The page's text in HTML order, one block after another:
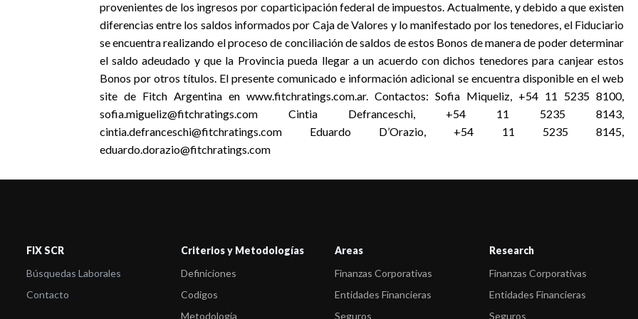
provenientes de los ingresos por coparticipación federal de impuestos. Actualmente, y debido a que existen
diferencias entre los saldos informados por Caja de Valores y lo manifestado por los tenedores, el Fiduciario
se encuentra realizando el proceso de conciliación de saldos de estos Bonos de manera de poder determinar
el saldo adeudado y que la Provincia pueda llegar a un acuerdo con dichos tenedores para canjear estos
Bonos por otros títulos. El presente comunicado e información adicional se encuentra disponible en el web
site de Fitch Argentina en www.fitchratings.com.ar. Contactos: Sofia Miqueliz, +54 11 5235 8100,
sofia.migueliz@fitchratings.com Cintia Defranceschi, +54 11 5235 8143,
cintia.defranceschi@fitchratings.com Eduardo D’Orazio, +54 11 5235 8145,
eduardo.dorazio@fitchratings.com
FIX SCR
Búsquedas Laborales
Contacto
Criterios y Metodologías
Definiciones
Codigos
Metodología
Areas
Finanzas Corporativas
Entidades Financieras
Seguros
Research
Finanzas Corporativas
Entidades Financieras
Seguros